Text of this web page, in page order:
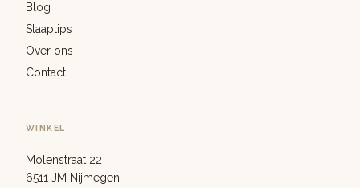
Blog
Slaaptips
Over ons
Contact
WINKEL
Molenstraat 22
6511 JM Nijmegen